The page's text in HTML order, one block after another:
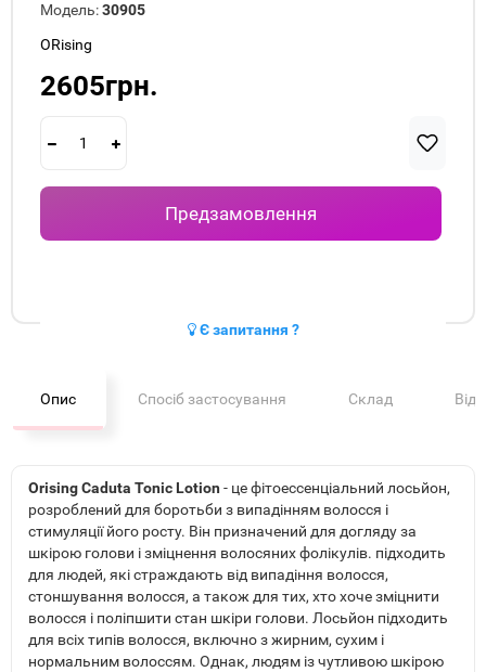
Модель:30905
ORising
2605грн.
Предзамовлення
Є запитання ?
Опис Спосіб застосування Склад
Orising Caduta Tonic Lotion - це фітоессенціальний лосьйон,
розроблений для боротьби з випадінням волосся і
стимуляції його росту. Він призначений для догляду за
шкірою голови і зміцнення волосяних фолікулів. підходить
для людей, які страждають від випадіння волосся,
стоншування волосся, а також для тих, хто хоче зміцнити
волосся і поліпшити стан шкіри голови. Лосьйон підходить
для всіх типів волосся, включно з жирним, сухим і
нормальним волоссям. Однак, людям із чутливою шкірою